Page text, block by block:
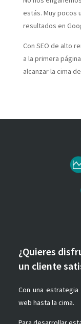
estás. Muy pocos
resultados en
Con SEO de alto
a la primera
alcanzar la cima
¿Quieres
un cliente
Con una
web hasta la cima.